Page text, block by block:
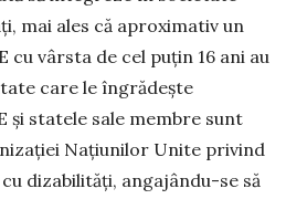
mai ales că aproximativ un
vârsta de cel pu­țin 16 ani au
care le îngrădește
și statele sale membre sunt
Națiunilor Unite privind
diza­bi­lități, angajându-se să